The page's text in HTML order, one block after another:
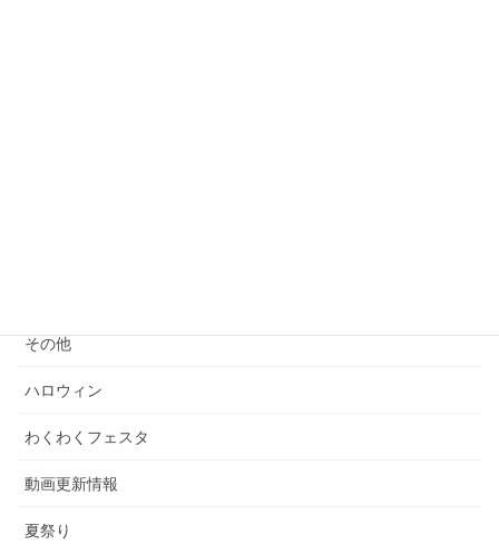
その他
ハロウィン
わくわくフェスタ
動画更新情報
夏祭り